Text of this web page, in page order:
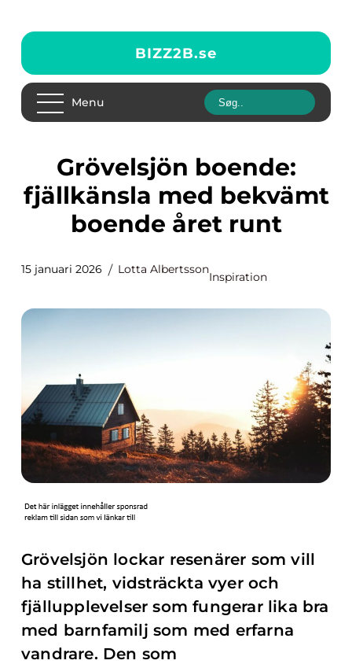
BIZZ2B.se
Menu
Grövelsjön boende:
fjällkänsla med bekvämt
boende året runt
15 januari 2026 Lotta Albertsson
Inspiration
Grövelsjön lockar resenärer som vill
ha stillhet, vidsträckta vyer och
fjällupplevelser som fungerar lika bra
med barnfamilj som med erfarna
vandrare. Den som